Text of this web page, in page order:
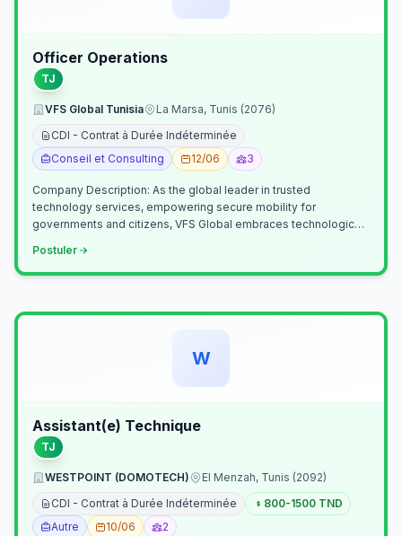
Officer Operations
TJ
VFS Global Tunisia
La Marsa, Tunis (2076)
CDI - Contrat à Durée Indéterminée
Conseil et Consulting
12/06 3
Company Description: As the global leader in trusted
technology services, empowering secure mobility for
governments and citizens, VFS Global embraces technological
Postuler
W
Assistant(e) Technique
TJ
WESTPOINT (DOMOTECH)
El Menzah, Tunis (2092)
CDI - Contrat à Durée Indéterminée
800-1500 TND
Autre
10/06 2